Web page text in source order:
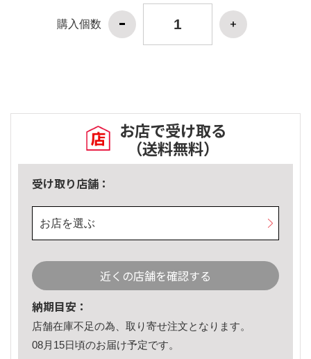
購入個数
お店で受け取る
（送料無料）
受け取り店舗：
お店を選ぶ
近くの店舗を確認する
納期目安：
店舗在庫不足の為、取り寄せ注文となります。
08月15日頃のお届け予定です。